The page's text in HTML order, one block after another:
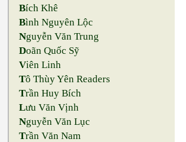
Bích Khê
Bình Nguyên Lộc
Nguyễn Văn Trung
Doãn Quốc Sỹ
Viên Linh
Tô Thùy Yên Readers
Trần Huy Bích
Lưu Văn Vịnh
Nguyễn Văn Lục
Trần Văn Nam